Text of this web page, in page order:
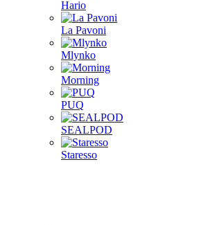
Hario
La Pavoni
Mlynko
Morning
PUQ
SEALPOD
Staresso